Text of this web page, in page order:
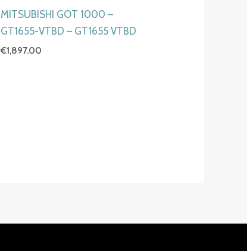
MITSUBISHI GOT 1000 –
GT1655-VTBD – GT1655 VTBD
€1,897.00